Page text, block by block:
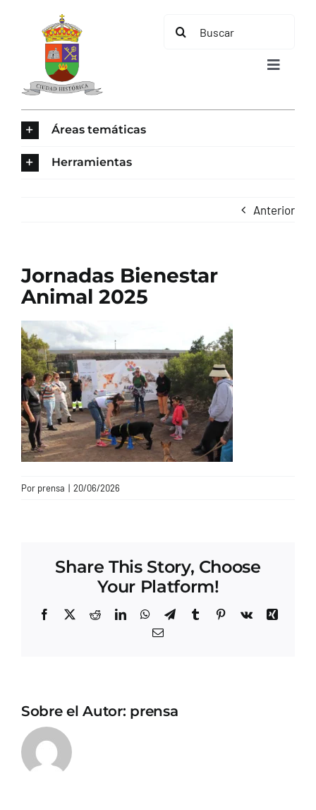
contenido
Buscar:
Toggle
TURISMO
CONTACTO
Áreas temáticas
Herramientas
Anterior
Jornadas Bienestar
Animal 2025
Por prensa | 20/06/2026
Share This Story, Choose
Your Platform!
Facebook
X RedditLinkedInWhatsApp
TelegramTumblrPinterest
Vk
Xing
Correo
Sobre el Autor: prensa